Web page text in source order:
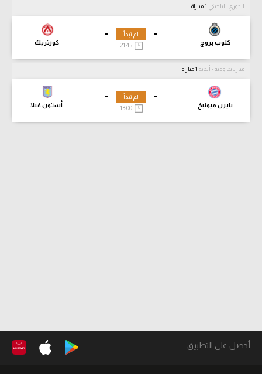
الدوري البلجيكي
-
كلوب بروج
-
كورتريك
لم تبدأ
21:45
مباريات ودية - أندية
-
بايرن ميونيخ
-
أستون فيلا
لم تبدأ
13:00
أحصل على التطبيق